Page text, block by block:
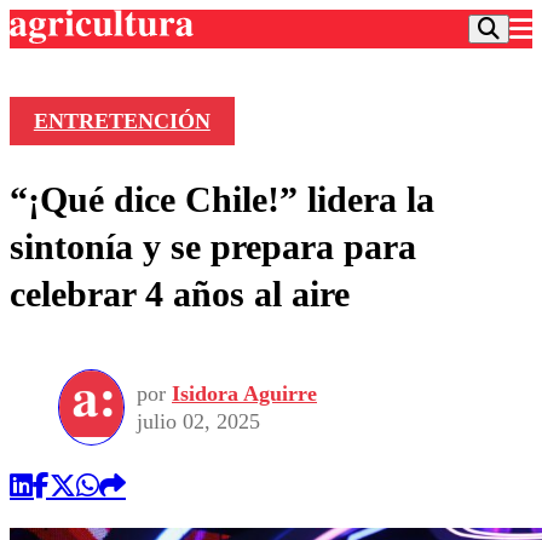
Frecuencias
Deportes
Colo Colo
Seleccion Chilena
Torneo Internacional
Universidad de Chile
Entretención
Economía
Internacional
Sustentabilidad
Publicaciones en medios
Opinión
ENTRETENCIÓN
“¡Qué dice Chile!” lidera la
sintonía y se prepara para
celebrar 4 años al aire
por Isidora Aguirre
julio 02, 2025